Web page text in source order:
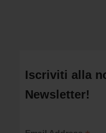
Iscriviti alla
Newsletter!